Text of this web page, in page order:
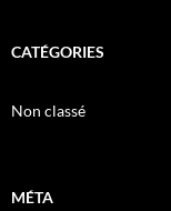
CATÉGORIES
Non classé
MÉTA